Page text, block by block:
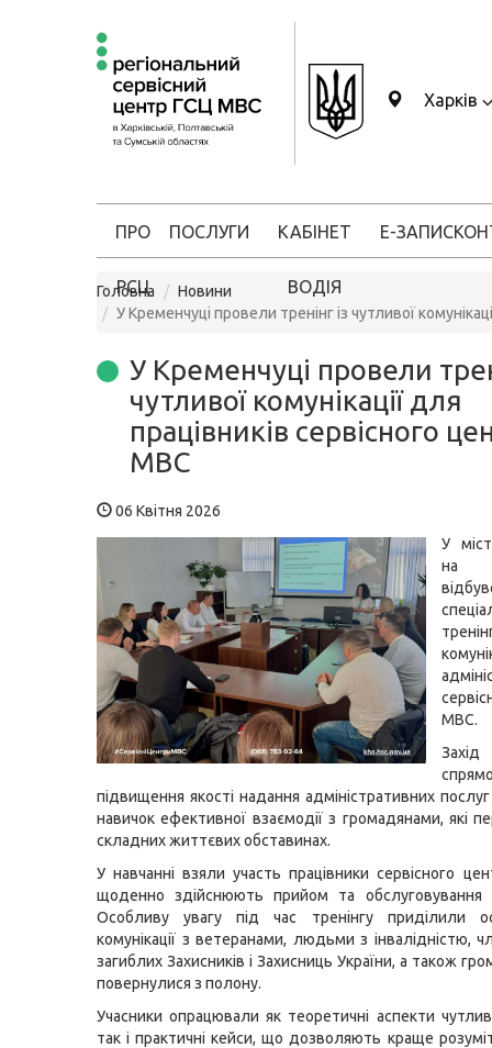
Харків
ПРО
РСЦ
ПОСЛУГИ КАБІНЕТ
ВОДІЯ
Е-ЗАПИС
Головна
Новини
У Кременчуці провели тренінг із чутливої
У Кременчуці провели
чутливої комунікації для
працівників сервісного
МВС
06 Квітня 2026
У
на
МВС.
підвищення якості надання адміністративних
навичок ефективної взаємодії з громадянами, які
складних життєвих обставинах.
У навчанні взяли участь працівники сервісного
щоденно здійснюють прийом та обслуговування
Особливу увагу під час тренінгу приділили
комунікації з ветеранами, людьми з інвалідністю,
загиблих Захисників і Захисниць України, а також
повернулися з полону.
Учасники опрацювали як теоретичні аспекти
так і практичні кейси, що дозволяють краще